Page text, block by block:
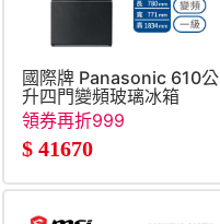
國際牌 Panasonic 610公
升四門變頻玻璃冰箱
領券再折999
$ 41670